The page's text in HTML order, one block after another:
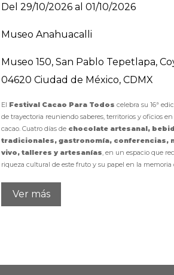
Del 29/10/2026 al 01/10/2026
Museo Anahuacalli
Museo 150, San Pablo Tepetlapa,
04620 Ciudad de México, CDMX
El Festival Cacao Para Todos celebra su 16ª
de trayectoria reuniendo saberes, territorios y oficios
cacao. Cuatro días de chocolate artesanal,
tradicionales, gastronomía, conferencias,
vivo, talleres y artesanías , en un espacio que
riqueza cultural de este fruto y su papel en la memoria
Ver más